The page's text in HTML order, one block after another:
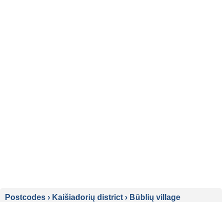
Postcodes › Kaišiadorių district › Būblių village